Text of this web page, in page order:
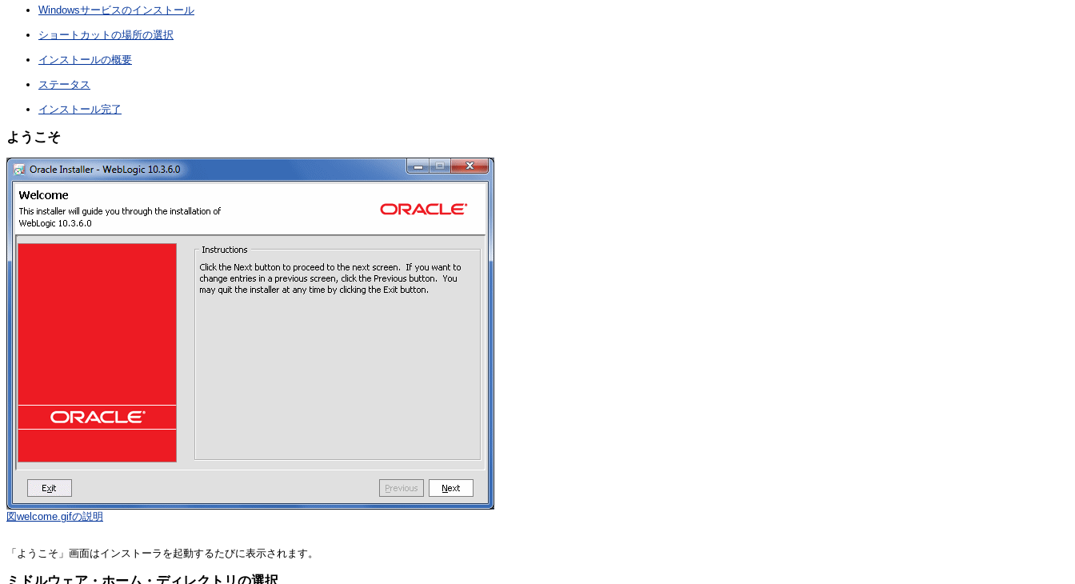
Windowsサービスのインストール
ショートカットの場所の選択
インストールの概要
ステータス
インストール完了
ようこそ
図welcome.gifの説明
「ようこそ」画面はインストーラを起動するたびに表示されます。